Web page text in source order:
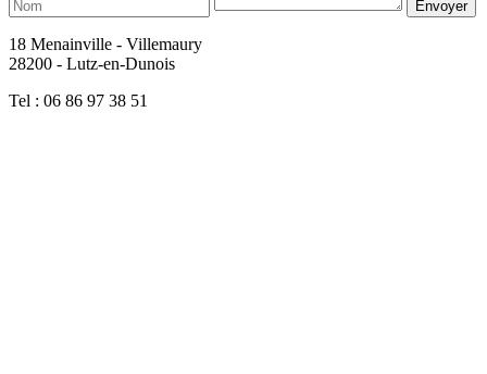
18 Menainville - Villemaury
28200 - Lutz-en-Dunois
Tel : 06 86 97 38 51